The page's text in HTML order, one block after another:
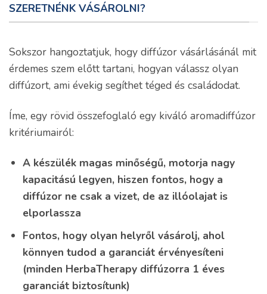
SZERETNÉNK VÁSÁROLNI?
Sokszor hangoztatjuk, hogy diffúzor vásárlásánál mit
érdemes szem előtt tartani, hogyan válassz olyan
diffúzort, ami évekig segíthet téged és családodat.
Íme, egy rövid összefoglaló egy kiváló aromadiffúzor
kritériumairól:
A készülék magas minőségű, motorja nagy
kapacitású legyen, hiszen fontos, hogy a
diffúzor ne csak a vizet, de az illóolajat is
elporlassza
Fontos, hogy olyan helyről vásárolj, ahol
könnyen tudod a garanciát érvényesíteni
(minden HerbaTherapy diffúzorra 1 éves
garanciát biztosítunk)